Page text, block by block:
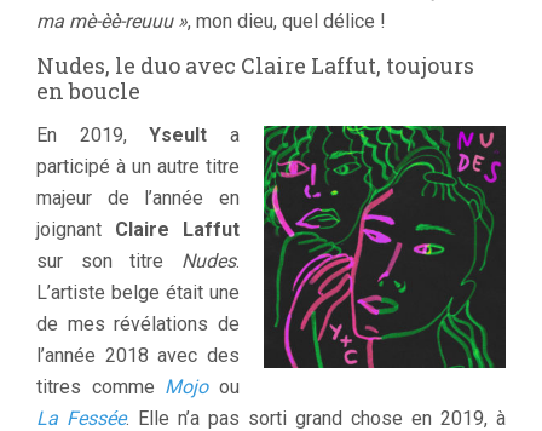
ma mè-èè-reuuu », mon dieu, quel délice !
Nudes, le duo avec Claire Laffut, toujours
en boucle
En 2019,Yseult a
participé à un autre titre
majeur de l’année en
joignant Claire Laffut
sur son titre Nudes.
L’artiste belge était une
de mes révélations de
l’année 2018 avec des
titres comme Mojoou
La Fessée. Elle n’a pas sorti grand chose en 2019, à